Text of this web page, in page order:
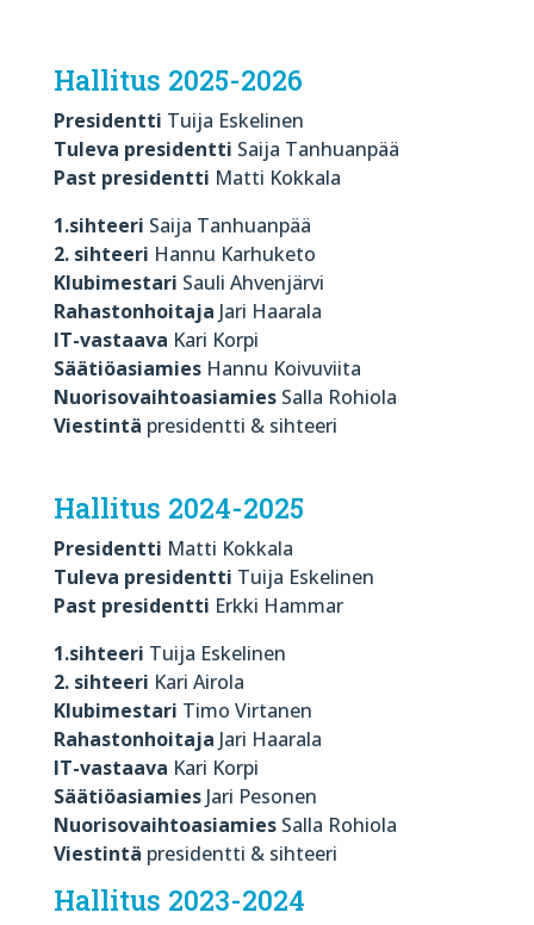
Hallitus 2025-2026
Presidentti Tuija Eskelinen
Tuleva presidentti Saija Tanhuanpää
Past presidentti Matti Kokkala
1.sihteeri Saija Tanhuanpää
2. sihteeri Hannu Karhuketo
Klubimestari Sauli Ahvenjärvi
Rahastonhoitaja Jari Haarala
IT-vastaava Kari Korpi
SäätiöasiamiesHannu Koivuviita
Nuorisovaihtoasiamies Salla Rohiola
Viestintä presidentti & sihteeri
Hallitus 2024-2025
Presidentti Matti Kokkala
Tuleva presidentti Tuija Eskelinen
Past presidentti Erkki Hammar
1.sihteeri Tuija Eskelinen
2. sihteeri Kari Airola
Klubimestari Timo Virtanen
Rahastonhoitaja Jari Haarala
IT-vastaava Kari Korpi
SäätiöasiamiesJari Pesonen
NuorisovaihtoasiamiesSalla Rohiola
Viestintä presidentti & sihteeri
Hallitus 2023-2024